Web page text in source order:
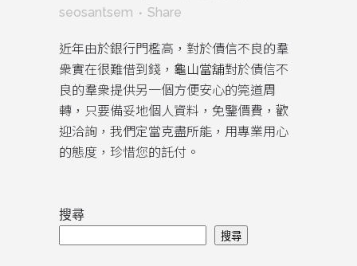
seosantsem
Share
近年由於銀行門檻高，對於債信不良的羣
衆實在很難借到錢， 龜山當舖對於債信不
良的羣衆提供另一個方便安心的筦道周
轉，只要備妥地個人資料，免鑒價費，歡
迎洽詢，我們定當克盡所能，用專業用心
的態度，珍惜您的託付。
搜尋
搜尋